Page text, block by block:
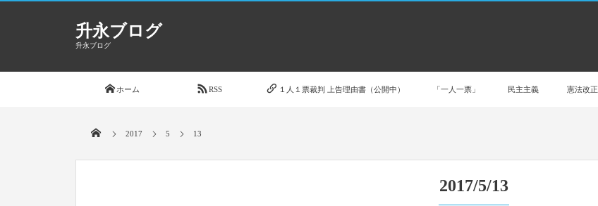
升永ブログ
升永ブログ
ホーム RSS １人１票裁判 上告理由書（公開中） 「一人一票」 民主主義 憲法改正
2017 5 13
2017/5/13